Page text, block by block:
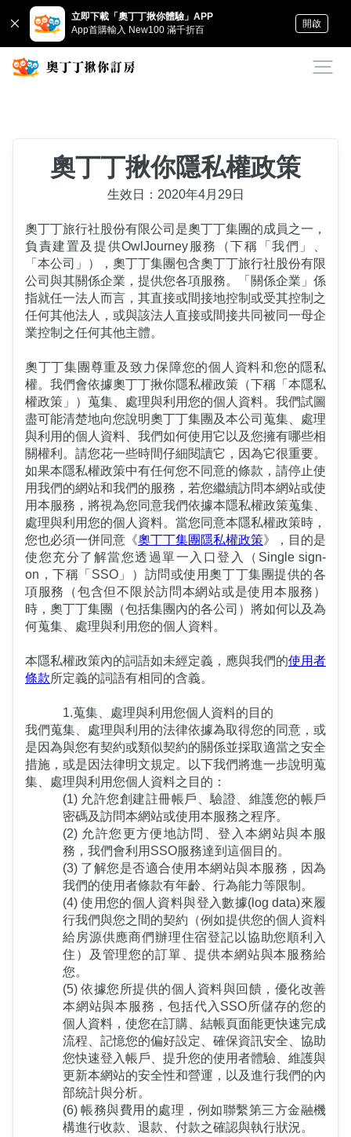
立即下載「奧丁丁揪你體驗」APP
App首購輸入 New100 滿千折百
開啟
奧丁丁揪你隱私權政策
生效日：2020年4月29日
奧丁丁旅行社股份有限公司是奧丁丁集團的成員之一，
負責建置及提供OwlJourney服務（下稱「我們」、
「本公司」），奧丁丁集團包含奧丁丁旅行社股份有限
公司與其關係企業，提供您各項服務。「關係企業」係
指就任一法人而言，其直接或間接地控制或受其控制之
任何其他法人，或與該法人直接或間接共同被同一母企
業控制之任何其他主體。
奧丁丁集團尊重及致力保障您的個人資料和您的隱私
權。我們會依據奧丁丁揪你隱私權政策（下稱「本隱私
權政策」）蒐集、處理與利用您的個人資料。我們試圖
盡可能清楚地向您說明奧丁丁集團及本公司蒐集、處理
與利用的個人資料、我們如何使用它以及您擁有哪些相
關權利。請您花一些時間仔細閱讀它，因為它很重要。
如果本隱私權政策中有任何您不同意的條款，請停止使
用我們的網站和我們的服務，若您繼續訪問本網站或使
用本服務，將視為您同意我們依據本隱私權政策蒐集、
處理與利用您的個人資料。當您同意本隱私權政策時，
您也必須一併同意《奧丁丁集團隱私權政策》，目的是
使您充分了解當您透過單一入口登入（Single sign-
on，下稱「SSO」）訪問或使用奧丁丁集團提供的各
項服務（包含但不限於訪問本網站或是使用本服務）
時，奧丁丁集團（包括集團內的各公司）將如何以及為
何蒐集、處理與利用您的個人資料。
本隱私權政策內的詞語如未經定義，應與我們的使用者
條款所定義的詞語有相同的含義。
1.蒐集、處理與利用您個人資料的目的
我們蒐集、處理與利用的法律依據為取得您的同意，或
是因為與您有契約或類似契約的關係並採取適當之安全
措施，或是因法律明文規定。以下我們將進一步說明蒐
集、處理與利用您個人資料之目的：
(1) 允許您創建註冊帳戶、驗證、維護您的帳戶
密碼及訪問本網站或使用本服務之程序。
(2) 允許您更方便地訪問、登入本網站與本服
務，我們會利用SSO服務達到這個目的。
(3) 了解您是否適合使用本網站與本服務，因為
我們的使用者條款有年齡、行為能力等限制。
(4) 使用您的個人資料與登入數據(log data)來履
行我們與您之間的契約（例如提供您的個人資料
給房源供應商們辦理住宿登記以協助您順利入
住）及管理您的訂單、提供本網站與本服務給
您。
(5) 依據您所提供的個人資料與回饋，優化改善
本網站與本服務，包括代入SSO所儲存的您的
個人資料，使您在訂購、結帳頁面能更快速完成
流程、記憶您的偏好設定、確保資訊安全、協助
您快速登入帳戶、提升您的使用者體驗、維護與
更新本網站的安全性和營運，以及進行我們的內
部統計與分析。
(6) 帳務與費用的處理，例如聯繫第三方金融機
構進行收款、退款、付款之確認與執行狀況。